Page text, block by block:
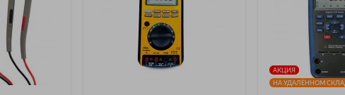
АКЦИЯ
НА УДАЛЁННОМ